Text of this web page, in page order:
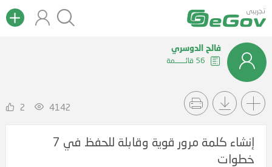
تجريبى
فالح الدوسري
2 4142
إنشاء كلمة مرور قوية وقابلة للحفظ في 7
خطوات